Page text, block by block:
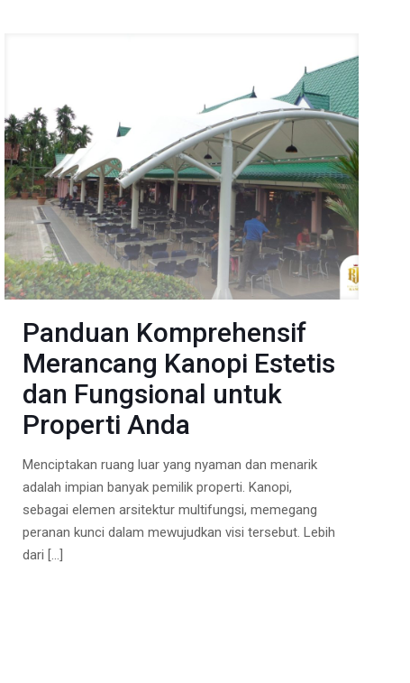
Panduan Komprehensif
Merancang Kanopi Estetis
dan Fungsional untuk
Properti Anda
Menciptakan ruang luar yang nyaman dan menarik
adalah impian banyak pemilik properti. Kanopi,
sebagai elemen arsitektur multifungsi, memegang
peranan kunci dalam mewujudkan visi tersebut. Lebih
dari […]